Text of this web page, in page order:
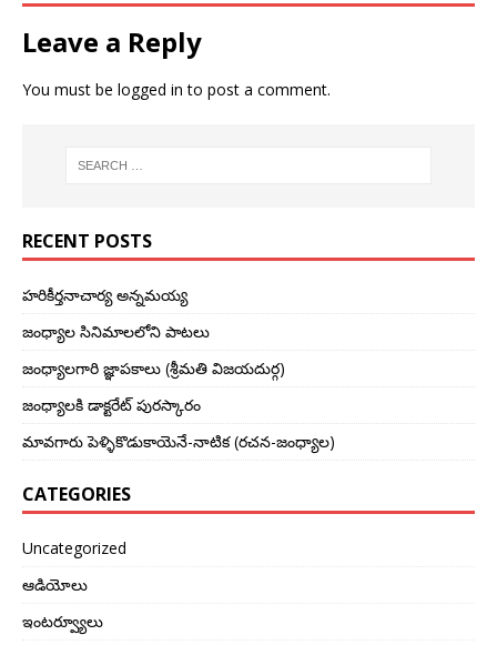
Leave a Reply
You must be logged in to post a comment.
RECENT POSTS
హరికీర్తనాచార్య అన్నమయ్య
జంధ్యాల సినిమాలలోని పాటలు
జంధ్యాలగారి జ్ఞాపకాలు (శ్రీమతి విజయదుర్గ)
జంధ్యాలకి డాక్టరేట్ పురస్కారం
మావగారు పెళ్ళికొడుకాయెనే-నాటిక (రచన-జంధ్యాల)
CATEGORIES
Uncategorized
ఆడియోలు
ఇంటర్వ్యూలు